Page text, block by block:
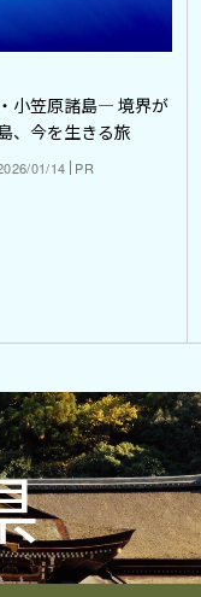
小笠原諸島― 境界が
、今を生きる旅
01/14 PR